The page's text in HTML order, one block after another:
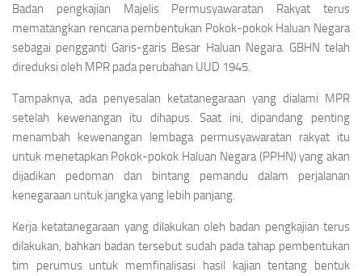
Badan pengkajian Majelis Permusyawaratan Rakyat terus
mematangkan rencana pembentukan Pokok-pokok Haluan Negara
sebagai pengganti Garis-garis Besar Haluan Negara. GBHN telah
direduksi oleh MPR pada perubahan UUD 1945.
Tampaknya, ada penyesalan ketatanegaraan yang dialami MPR
setelah kewenangan itu dihapus. Saat ini, dipandang penting
menambah kewenangan lembaga permusyawaratan rakyat itu
untuk menetapkan Pokok-pokok Haluan Negara (PPHN) yang akan
dijadikan pedoman dan bintang pemandu dalam perjalanan
kenegaraan untuk jangka yang lebih panjang.
Kerja ketatanegaraan yang dilakukan oleh badan pengkajian terus
dilakukan, bahkan badan tersebut sudah pada tahap pembentukan
tim perumus untuk memfinalisasi hasil kajian tentang bentuk